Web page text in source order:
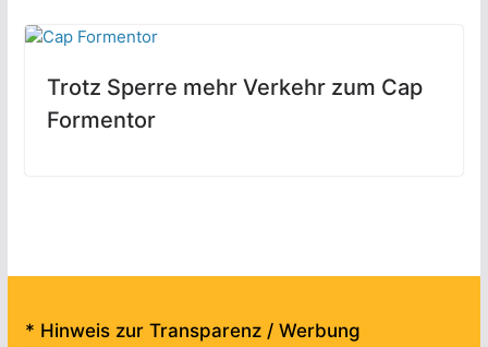
Trotz Sperre mehr Verkehr zum Cap
Formentor
* Hinweis zur Transparenz / Werbung